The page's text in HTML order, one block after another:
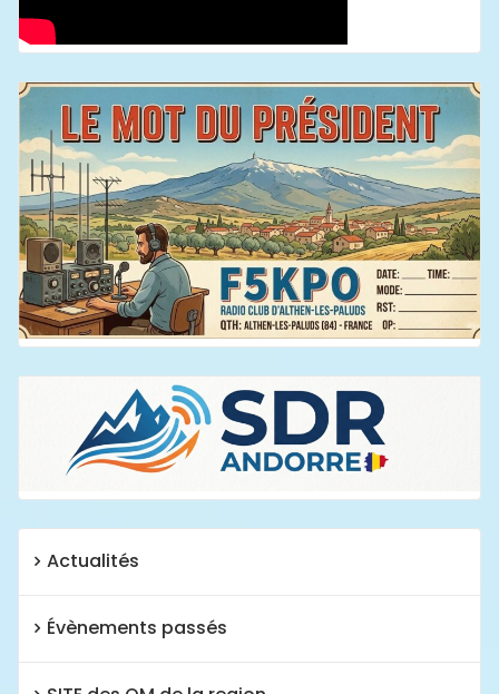
Actualités
Évènements passés